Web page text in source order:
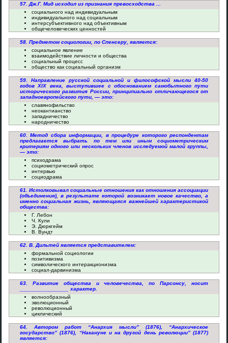
57. Дж.Г. Мид исходил из признания превосходства ...
социального над индивидуальным
индивидуального над социальным
интерсубъективного над объективным
общечеловеческих ценностей
58. Предметом социологии, по Спенсеру, является:
социальное явление
взаимодействие личности и общества
социальный процесс
общество как социальный организм
59. Направление русской социальной и философской мысли 40-50
годов XIX века, выступившее с обоснованием самобытного пути
исторического развития России, принципиально отличающегося от
западноевропейского пути, — это:
славянофильство
неокантианство
западничество
народничество
60. Метод сбора информации, в процедуре которого респондентам
предлагается выбрать по тем или иным социометрическим
критериям одного или нескольких членов исследуемой малой группы,
— это:
психодрама
социометрический опрос
интервью
социодрама
61. Истолковывал социальные отношения как отношения ассоциации
(объединения), в результате которой возникает новое качество, а
именно социальная жизнь, являющаяся важнейшей характеристикой
общества:
Г. Лебон
Ч. Кули
Э. Дюркгейм
В. Вундт
62. В. Дильтей является представителем:
формальной социологии
позитивизма
символического интеракционизма
социал-дарвинизма
63. Развитие общества и человечества, по Парсонсу, носит
________________ характер.
волнообразный
эволюционный
революционный
циклический
64. Автором работ “Анархия мысли” (1876), “Анархическое
государство” (1876), “Накануне и на другой день революции” (1877)
является: